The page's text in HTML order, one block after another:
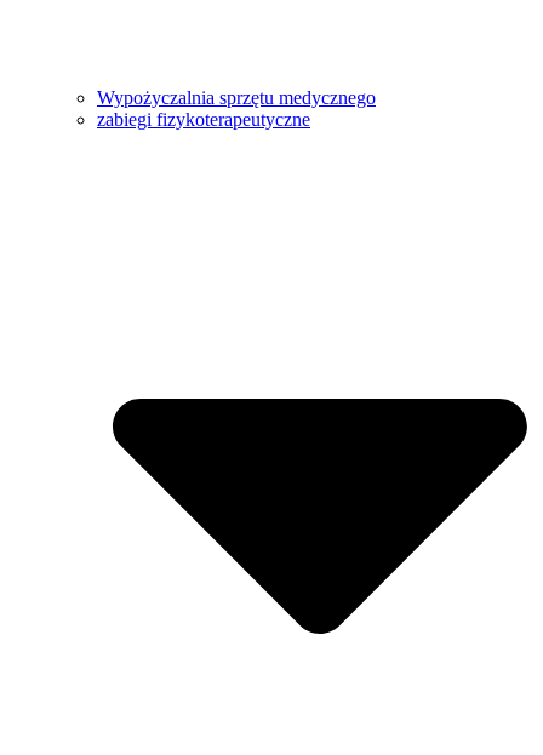
Wypożyczalnia sprzętu medycznego
zabiegi fizykoterapeutyczne